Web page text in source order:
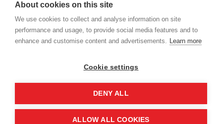
sprudlar av kreativ energi. En perfekt
avslutning på en dag full av intryck!
About cookies on this site
We use cookies to collect and analyse information on site
performance and usage, to provide social media features and to
enhance and customise content and advertisements. Learn more
Cookie settings
DENY ALL
ALLOW ALL COOKIES